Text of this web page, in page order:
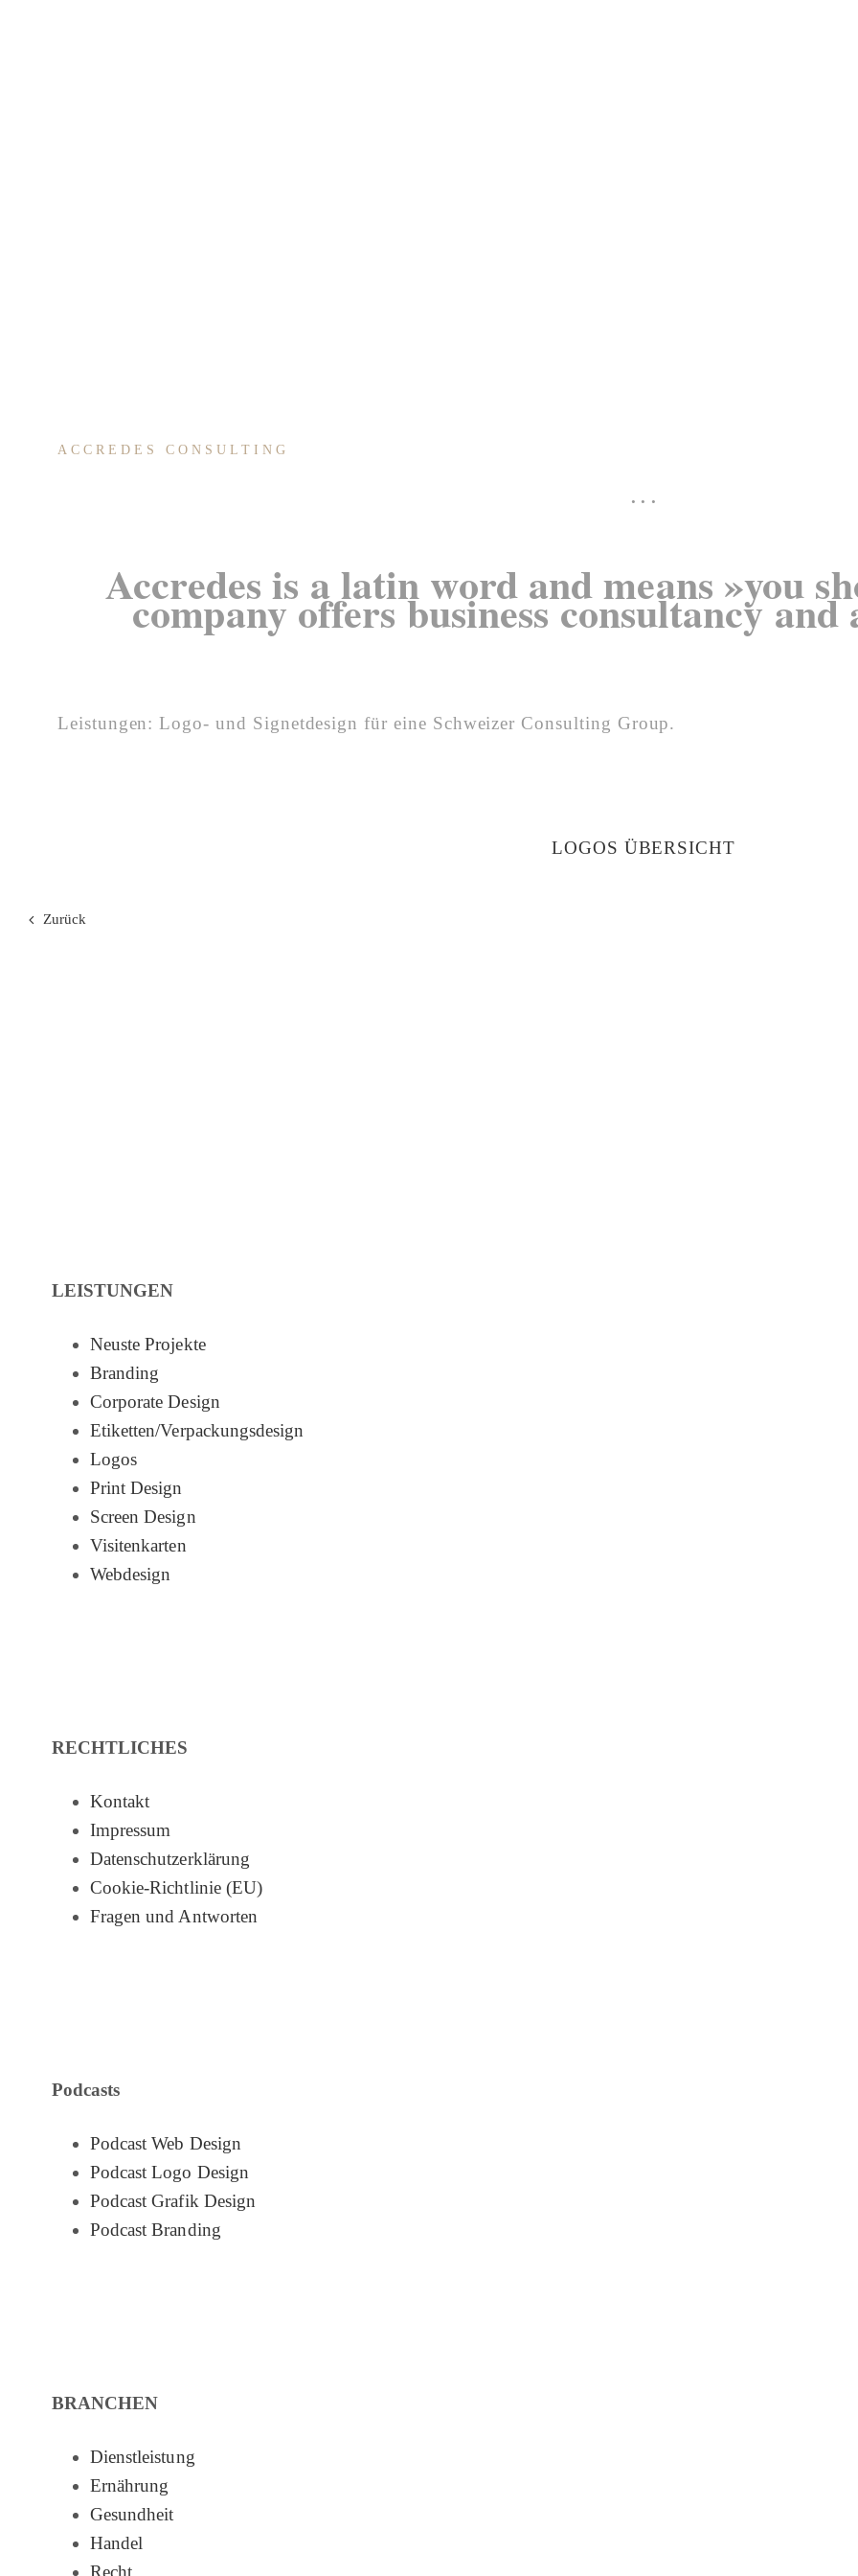
ACCREDES CONSULTING
. . .
Accredes is a latin word and means »you
company offers business consultancy
Leistungen: Logo- und Signetdesign für eine Schweizer Consulting Group.
LOGOS ÜBERSICHT
Zurück
LEISTUNGEN
Neuste Projekte
Branding
Corporate Design
Etiketten/Verpackungsdesign
Logos
Print Design
Screen Design
Visitenkarten
Webdesign
RECHTLICHES
Kontakt
Impressum
Datenschutzerklärung
Cookie-Richtlinie (EU)
Fragen und Antworten
Podcasts
Podcast Web Design
Podcast Logo Design
Podcast Grafik Design
Podcast Branding
BRANCHEN
Dienstleistung
Ernährung
Gesundheit
Handel
Recht